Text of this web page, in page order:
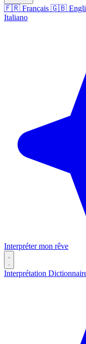
🇫🇷 Français 🇬🇧
Italiano
Interpréter mon rêve
Interprétation